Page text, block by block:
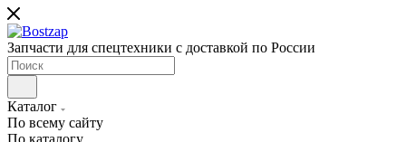
Запчасти для спецтехники с доставкой по России
Каталог
По всему сайту
По каталогу